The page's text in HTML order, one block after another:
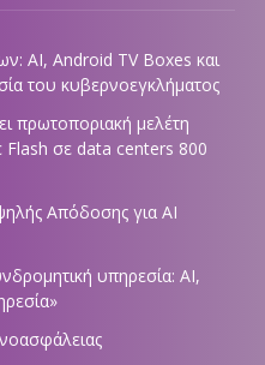
AI, Android TV Boxes και
του κυβερνοεγκλήματος
πρωτοποριακή μελέτη
Flash σε data centers 800
Απόδοσης για AI
υπηρεσία: AI,